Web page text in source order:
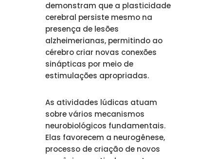
demonstram que a plasticidade
cerebral persiste mesmo na
presença de lesões
alzheimerianas, permitindo ao
cérebro criar novas conexões
sinápticas por meio de
estimulações apropriadas.
As atividades lúdicas atuam
sobre vários mecanismos
neurobiológicos fundamentais.
Elas favorecem a neurogênese,
processo de criação de novos